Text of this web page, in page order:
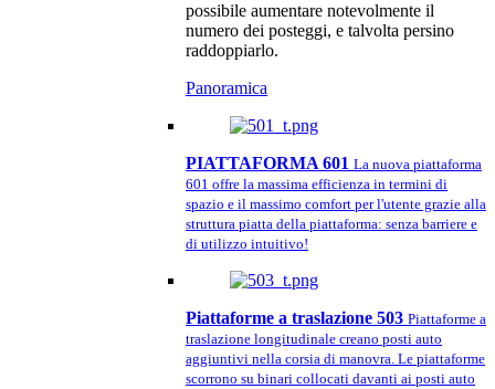
possibile aumentare notevolmente il
numero dei posteggi, e talvolta persino
raddoppiarlo.
Panoramica
PIATTAFORMA 601 La nuova piattaforma
601 offre la massima efficienza in termini di
spazio e il massimo comfort per l'utente grazie alla
struttura piatta della piattaforma: senza barriere e
di utilizzo intuitivo!
Piattaforme a traslazione 503 Piattaforme a
traslazione longitudinale creano posti auto
aggiuntivi nella corsia di manovra. Le piattaforme
scorrono su binari collocati davanti ai posti auto